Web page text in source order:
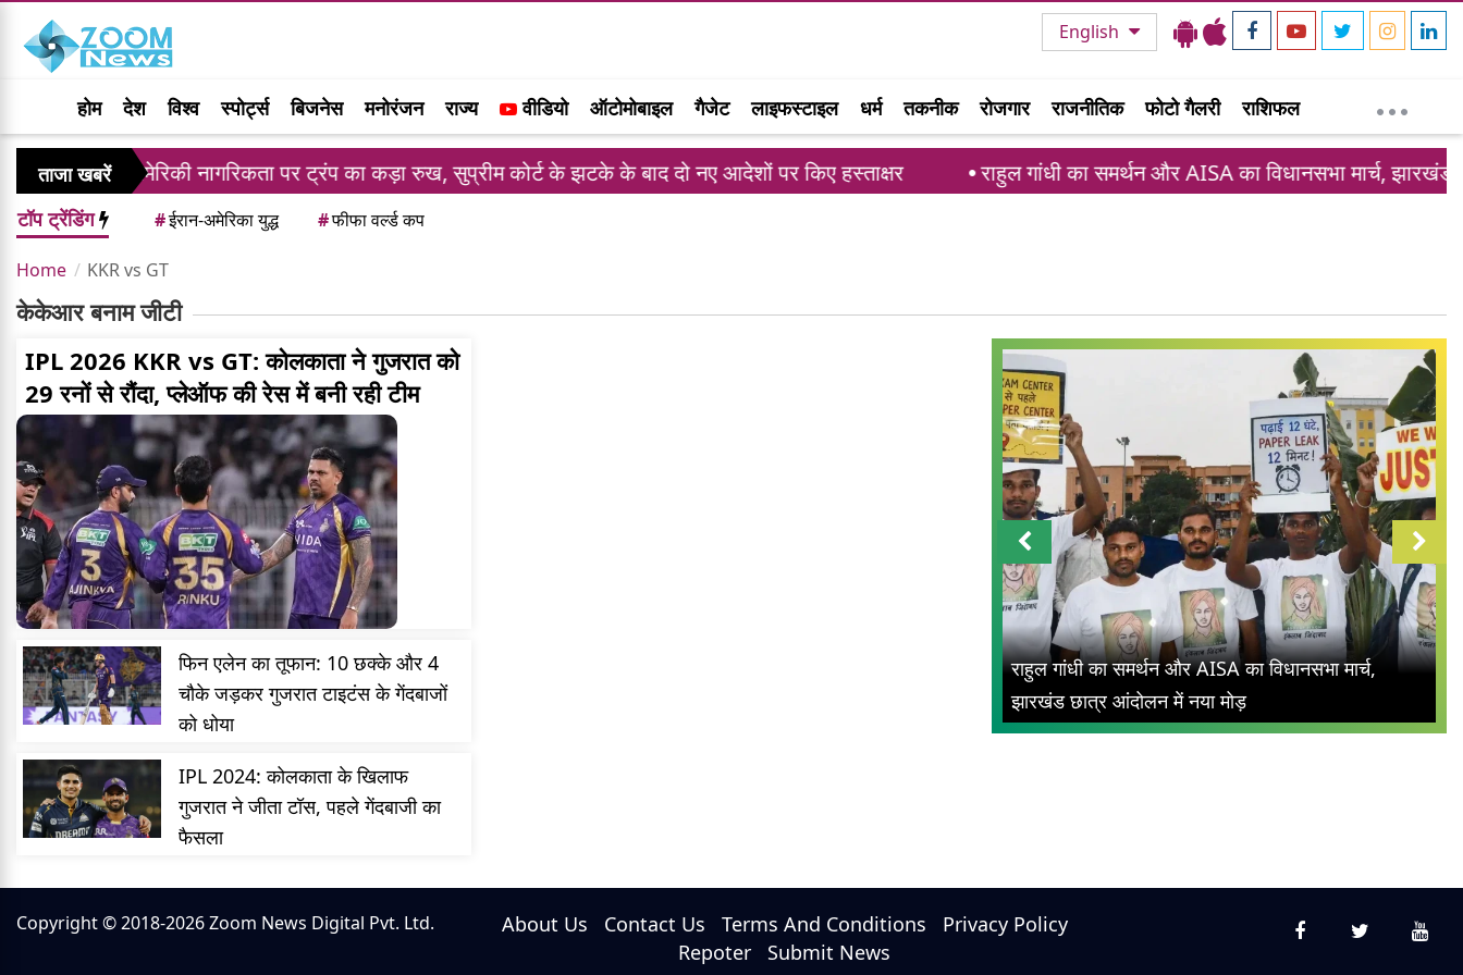
English
होम देश विश्व स्पोर्ट्स बिजनेस मनोरंजन राज्य वीडियो ऑटोमोबाइल गैजेट लाइफस्टाइल धर्म तकनीक रोजगार राजनीतिक फोटो गैलरी राशिफल
ताजा खबरेंअमेरिकी नागरिकता पर ट्रंप का कड़ा रुख, सुप्रीम कोर्ट के झटके के बाद दो नए आदेशों पर किए हस्ताक्षर राहुल गांधी का समर्थन और AISA का विधानसभा मार्च, झारखंड
टॉप ट्रेंडिंग #ईरान-अमेरिका युद्ध #फीफा वर्ल्ड कप
Home KKR vs GT
केकेआर बनाम जीटी
IPL 2026 KKR vs GT: कोलकाता ने गुजरात को
29 रनों से रौंदा, प्लेऑफ की रेस में बनी रही टीम
फिन एलेन का तूफान: 10 छक्के और 4
चौके जड़कर गुजरात टाइटंस के गेंदबाजों
को धोया
IPL 2024: कोलकाता के खिलाफ
गुजरात ने जीता टॉस, पहले गेंदबाजी का
फैसला
राहुल गांधी का समर्थन और AISA का विधानसभा मार्च,
झारखंड छात्र आंदोलन में नया मोड़
Copyright © 2018-2026 Zoom News Digital Pvt. Ltd. About Us Contact Us Terms And Conditions
Privacy Policy
Repoter
Submit News